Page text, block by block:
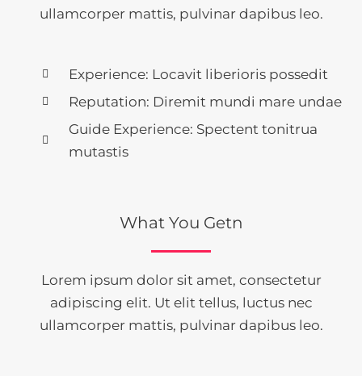
ullamcorper mattis, pulvinar dapibus leo.
Experience: Locavit liberioris possedit
Reputation: Diremit mundi mare undae
Guide Experience: Spectent tonitrua
mutastis
What You Getn
Lorem ipsum dolor sit amet, consectetur
adipiscing elit. Ut elit tellus, luctus nec
ullamcorper mattis, pulvinar dapibus leo.